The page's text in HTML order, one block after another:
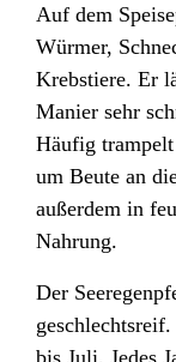
Auf dem
Würmer,
Krebstiere. Er
Manier sehr
Häufig
um Beute an
außerdem in
Nahrung.
Der
bis Juli. Jedes